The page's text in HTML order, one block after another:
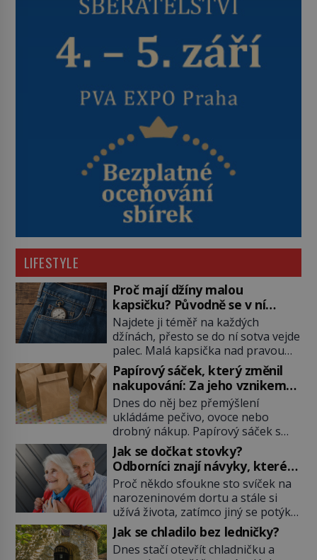
LIFESTYLE
Proč mají džíny malou
kapsičku? Původně se v ní
schovávají kapesní hodinky, ne
mince
Najdete ji téměř na každých
džínách, přesto se do ní sotva vejde
palec. Malá kapsička nad pravou
přední kapsou budí zvědavost už
celé generace. Někdo do ní
schovává mince, jiný zapalovač
nebo sluchátka. Její skutečný
původ je ale mnohem starší než
mobilní telefony i drobné do
automatu. Vzniká kvůli předmětu,
bez něhož si muži 19. […]
Papírový sáček, který změnil
nakupování: Za jeho vznikem
stojí odvážná žena i soudní
drama
Dnes do něj bez přemýšlení
ukládáme pečivo, ovoce nebo
drobný nákup. Papírový sáček s
plochým dnem působí jako
samozřejmost, ve skutečnosti ale
představuje jeden z
nejvýznamnějších vynálezů 19.
století. Za jeho vznikem stojí
talentovaná Američanka Margaret
Knightová, která musí svést tvrdý
boj nejen s technickými problémy,
Jak se dočkat stovky?
Odborníci znají návyky, které
prodlužují život
Proč někdo sfoukne sto svíček na
narozeninovém dortu a stále si
užívá života, zatímco jiný se potýká
se zdravotními problémy o desítky
let dříve? Tajemství dlouhověkosti
fascinuje vědce už celé generace.
Jak se chladilo bez ledničky?
Dnes stačí otevřít chladničku a